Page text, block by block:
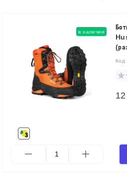
в наличии
Код